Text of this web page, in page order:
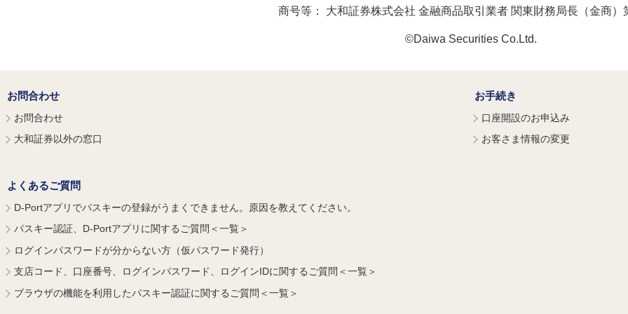
商号等： 大和証券株式会社 金融商品取引業者 関東財務局長（金商）
©Daiwa Securities Co.Ltd.
お問合わせ
お問合わせ
大和証券以外の窓口
お手続き
口座開設のお申込み
お客さま情報の変更
よくあるご質問
D-Portアプリでパスキーの登録がうまくできません。原因を教えてください。
パスキー認証、D-Portアプリに関するご質問＜一覧＞
ログインパスワードが分からない方（仮パスワード発行）
支店コード、口座番号、ログインパスワード、ログインIDに関するご質問＜一覧＞
ブラウザの機能を利用したパスキー認証に関するご質問＜一覧＞